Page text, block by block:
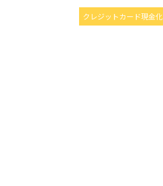
クレジットカード現金化